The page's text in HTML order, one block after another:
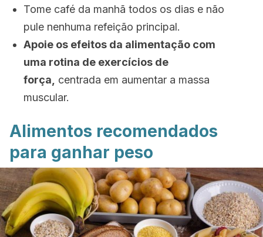
Tome café da manhã todos os dias e não
pule nenhuma refeição principal.
Apoie os efeitos da alimentação com
uma rotina de exercícios de
força,
centrada em aumentar a massa
muscular.
Alimentos recomendados
para ganhar peso